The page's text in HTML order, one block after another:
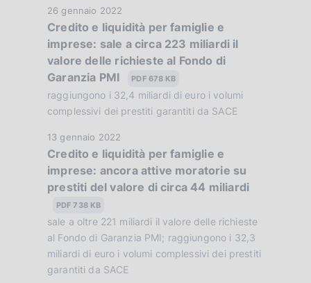
n
e
:
:
l
i
c
a
z
i
o
n
e
:
:
D
a
t
a
P
u
b
i
c
a
i
o
n
e
26 gennaio 2022
Credito e liquidità per famiglie e
imprese: sale a circa 223 miliardi il
valore delle richieste al Fondo di
Garanzia PMI
PDF 678 KB
raggiungono i 32,4 miliardi di euro i volumi
complessivi dei prestiti garantiti da SACE
D
a
t
a
u
b
b
l
13 gennaio 2022
Credito e liquidità per famiglie e
imprese: ancora attive moratorie su
prestiti del valore di circa 44 miliardi
PDF 738 KB
sale a oltre 221 miliardi il valore delle richieste
al Fondo di Garanzia PMI; raggiungono i 32,3
miliardi di euro i volumi complessivi dei prestiti
garantiti da SACE